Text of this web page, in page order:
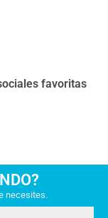
favoritas
necesites.